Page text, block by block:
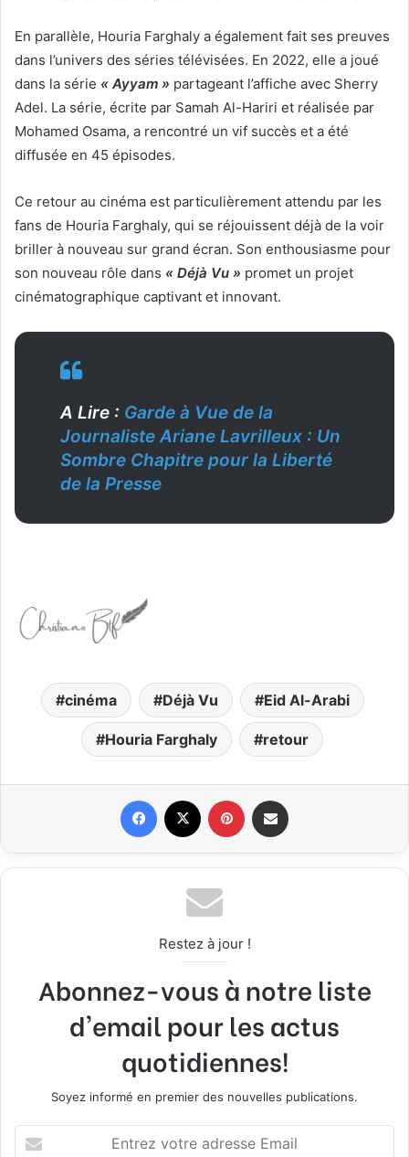
En parallèle, Houria Farghaly a également fait ses preuves
dans l’univers des séries télévisées. En 2022, elle a joué
dans la série « Ayyam » partageant l’affiche avec Sherry
Adel. La série, écrite par Samah Al-Hariri et réalisée par
Mohamed Osama, a rencontré un vif succès et a été
diffusée en 45 épisodes.
Ce retour au cinéma est particulièrement attendu par les
fans de Houria Farghaly, qui se réjouissent déjà de la voir
briller à nouveau sur grand écran. Son enthousiasme pour
son nouveau rôle dans « Déjà Vu » promet un projet
cinématographique captivant et innovant.
A Lire : Garde à Vue de la
Journaliste Ariane Lavrilleux : Un
Sombre Chapitre pour la Liberté
de la Presse
cinéma Déjà Vu Eid Al-Arabi
Houria Farghaly retour
Restez à jour !
Abonnez-vous à notre liste
d'email pour les actus
quotidiennes!
Soyez informé en premier des nouvelles publications.